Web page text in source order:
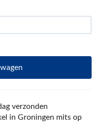
verzonden
in Groningen mits op